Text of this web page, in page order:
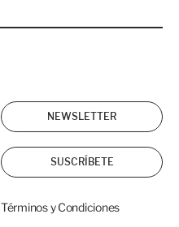
NEWSLETTER
SUSCRÍBETE
Términos y Condiciones